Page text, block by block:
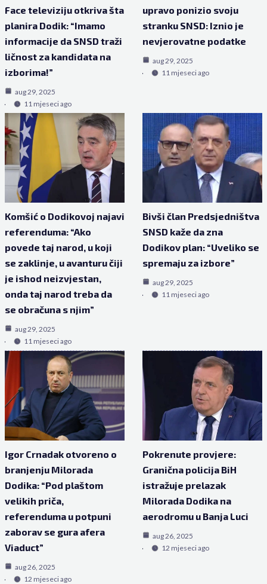
Face televiziju otkriva šta
planira Dodik: “Imamo
informacije da SNSD traži
ličnost za kandidata na
izborima!”
aug 29, 2025
11 mjeseci ago
upravo ponizio svoju
stranku SNSD: Iznio je
nevjerovatne podatke
aug 29, 2025
11 mjeseci ago
Komšić o Dodikovoj najavi
referenduma: “Ako
povede taj narod, u koji
se zaklinje, u avanturu čiji
je ishod neizvjestan,
onda taj narod treba da
se obračuna s njim”
aug 29, 2025
11 mjeseci ago
Bivši član Predsjedništva
SNSD kaže da zna
Dodikov plan: “Uveliko se
spremaju za izbore”
aug 29, 2025
11 mjeseci ago
Igor Crnadak otvoreno o
branjenju Milorada
Dodika: “Pod plaštom
velikih priča,
referenduma u potpuni
zaborav se gura afera
Viaduct”
aug 26, 2025
12 mjeseci ago
Pokrenute provjere:
Granična policija BiH
istražuje prelazak
Milorada Dodika na
aerodromu u Banja Luci
aug 26, 2025
12 mjeseci ago